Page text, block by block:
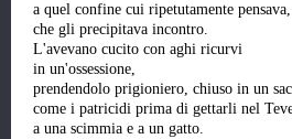
a quel confine cui ripetutamente
che gli precipitava incontro.
L'avevano cucito con aghi ricurvi
in un'ossessione,
prendendolo prigioniero, chiuso in un
come i patricidi prima di gettarli nel
a una scimmia e a un gatto.